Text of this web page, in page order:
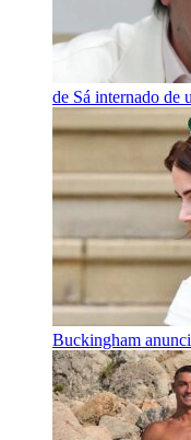
de Sá internado de
Buckingham